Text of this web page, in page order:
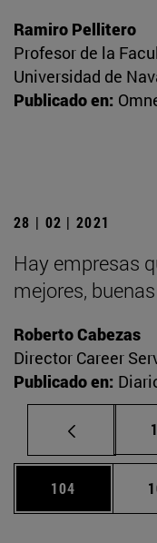
Ramiro Pellitero
Profesor de la
Universidad de
Publicado en:
28 | 02 | 2021
Hay empresas
mejores,
Roberto Cabezas
Director Career
Publicado en:
1
Página
104